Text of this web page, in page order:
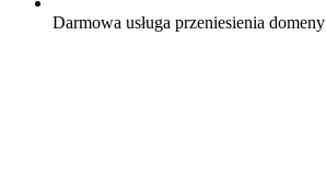
Darmowa usługa przeniesienia domeny